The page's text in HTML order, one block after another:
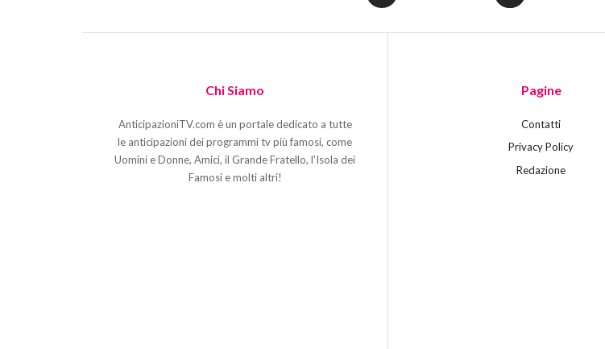
Chi Siamo
AnticipazioniTV.com è un portale dedicato a tutte
le anticipazioni dei programmi tv più famosi, come
Uomini e Donne, Amici, il Grande Fratello, l'Isola dei
Famosi e molti altri!
Pagine
Contatti
Privacy Policy
Redazione